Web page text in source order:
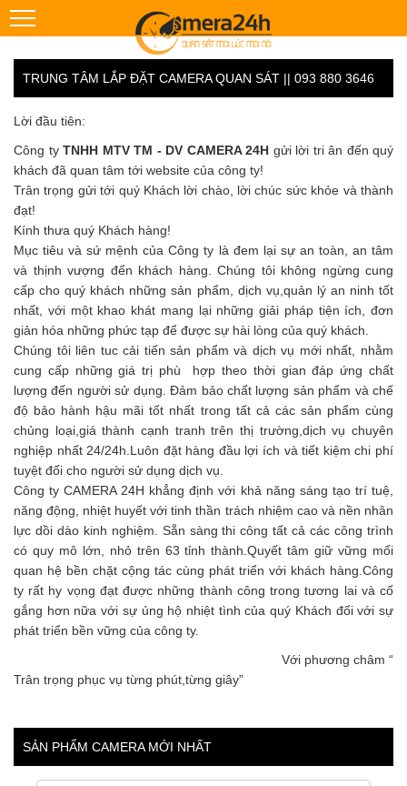
TRUNG TÂM LẮP ĐẶT CAMERA QUAN SÁT || 093 880 3646
Lời đầu tiên:
Công ty TNHH MTV TM - DV CAMERA 24H gửi lời tri ân đến quý
khách đã quan tâm tới website của công ty!
Trân trọng gửi tới quý Khách lời chào, lời chúc sức khỏe và thành
đạt!
Kính thưa quý Khách hàng!
Mục tiêu và sứ mệnh của Công ty là đem lại sự an toàn, an tâm
và thịnh vượng đến khách hàng. Chúng tôi không ngừng cung
cấp cho quý khách những sản phẩm, dịch vụ,quản lý an ninh tốt
nhất, với một khao khát mang lại những giải pháp tiện ích, đơn
giản hóa những phức tạp để được sự hài lòng của quý khách.
Chúng tôi liên tuc cải tiến sản phẩm và dịch vụ mới nhất, nhằm
cung cấp những giá trị phù hợp theo thời gian đáp ứng chất
lượng đến người sử dụng. Đảm bảo chất lượng sản phẩm và chế
độ bảo hành hậu mãi tốt nhất trong tất cả các sản phẩm cùng
chủng loại,giá thành cạnh tranh trên thị trường,dịch vụ chuyên
nghiệp nhất 24/24h.Luôn đặt hàng đầu lợi ích và tiết kiệm chi phí
tuyệt đối cho người sử dụng dịch vụ.
Công ty CAMERA 24H khẳng định với khả năng sáng tạo trí tuệ,
năng động, nhiệt huyết với tinh thần trách nhiệm cao và nền nhân
lực dồi dào kinh nghiệm. Sẵn sàng thi công tất cả các công trình
có quy mô lớn, nhỏ trên 63 tỉnh thành.Quyết tâm giữ vững mối
quan hệ bền chặt cộng tác cùng phát triển với khách hàng.Công
ty rất hy vọng đạt được những thành công trong tương lai và cố
gắng hơn nữa với sự ủng hộ nhiệt tình của quý Khách đối với sự
phát triển bền vững của công ty.
Với phương châm “
Trân trọng phục vụ từng phút,từng giây”
SẢN PHẨM CAMERA MỚI NHẤT